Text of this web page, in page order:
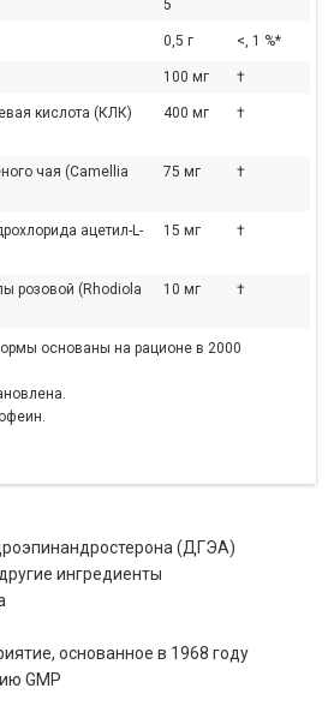
5
0,5 г <, 1 %*
100 мг †
кислота (КЛК)
400 мг †
чая (Camellia
75 мг †
ацетил-L-
15 мг †
розовой (Rhodiola
10 мг †
основаны на рационе в 2000
(ДГЭА)
ингредиенты
основанное в 1968 году
GMP